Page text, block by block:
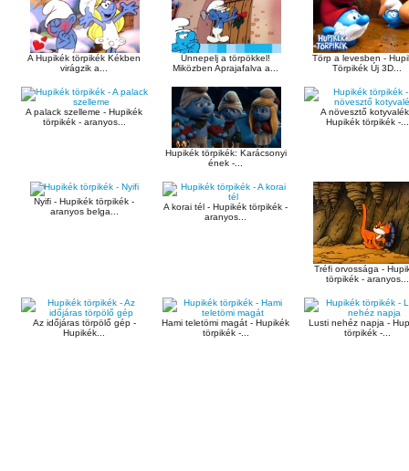
A Hupikék törpikék Kékben
virágzik a...
Ünnepelj a törpökkel!
Miközben Aprajafalva a...
Törp a levesben -
Törpikék Új 3D...
A palack szelleme - Hupikék
törpikék - aranyos...
Hupikék törpikék: Karácsonyi
ének -...
A növesztő
Hupikék törpikék -...
Nyifi - Hupikék törpikék -
aranyos belga...
A korai tél - Hupikék törpikék -
aranyos...
Tréfi orvossága -
törpikék - aranyos...
Az időjáras törpölő gép -
Hupikék...
Hami teletömi magát - Hupikék
törpikék -...
Lusti nehéz napja -
törpikék -...